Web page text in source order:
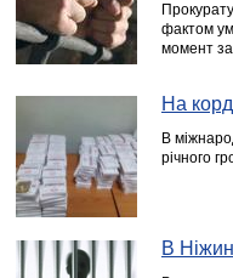
фактом
момент
На
В
річного
В